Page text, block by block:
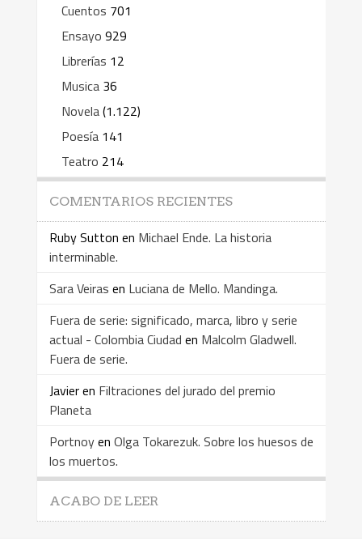
Cuentos 701
Ensayo 929
Librerías 12
Musica 36
Novela(1.122)
Poesía 141
Teatro 214
COMENTARIOS RECIENTES
Ruby Sutton en Michael Ende. La historia
interminable.
Sara Veiras en Luciana de Mello. Mandinga.
Fuera de serie: significado, marca, libro y serie
actual - Colombia Ciudad en Malcolm Gladwell.
Fuera de serie.
Javieren Filtraciones del jurado del premio
Planeta
Portnoyen Olga Tokarezuk. Sobre los huesos de
los muertos.
ACABO DE LEER